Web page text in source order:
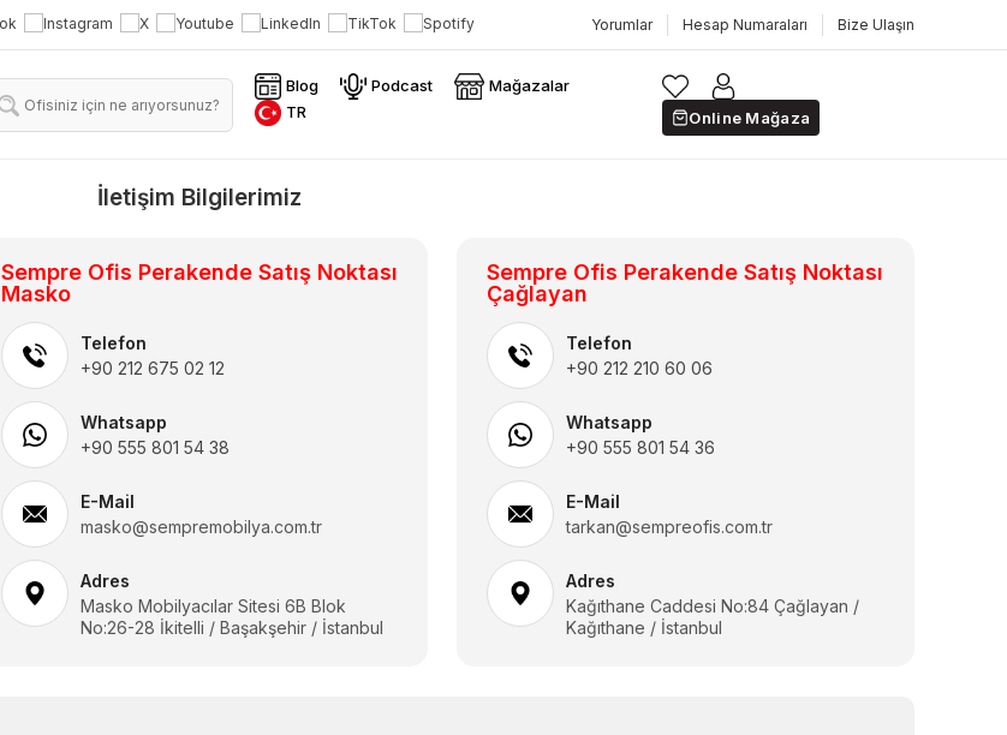
Yorumlar Hesap Numaraları Bize Ulaşın
Blog Podcast
Mağazalar
TR
Online Mağaza
İletişim Bilgilerimiz
Sempre Ofis Perakende Satış Noktası
Masko
Telefon
+90 212 675 02 12
Whatsapp
+90 555 801 54 38
E-Mail
masko@sempremobilya.com.tr
Adres
Masko Mobilyacılar Sitesi 6B Blok
No:26-28 İkitelli / Başakşehir / İstanbul
Sempre Ofis Perakende Satış Noktası
Çağlayan
Telefon
+90 212 210 60 06
Whatsapp
+90 555 801 54 36
E-Mail
tarkan@sempreofis.com.tr
Adres
Kağıthane Caddesi No:84 Çağlayan /
Kağıthane / İstanbul